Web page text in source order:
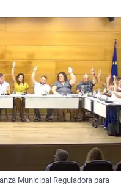
Municipal Reguladora para